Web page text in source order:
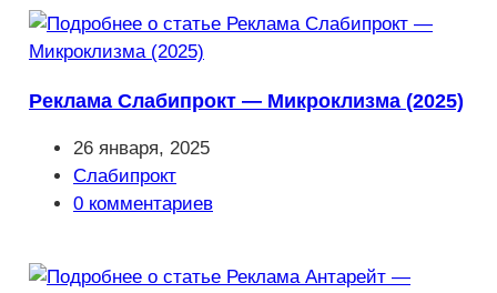
Реклама Слабипрокт — Микроклизма (2025)
Запись
опубликована:
26 января, 2025
Рубрика
записи:
Слабипрокт
Комментарии
0 комментариев